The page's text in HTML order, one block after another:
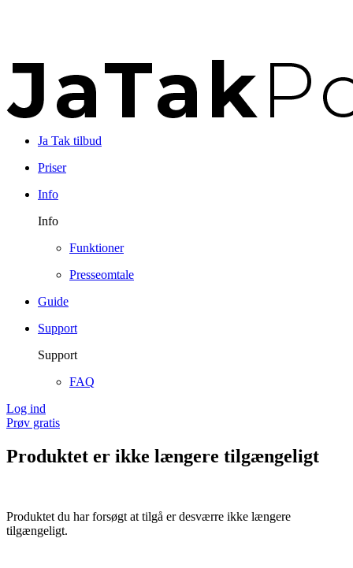
Ja Tak tilbud
Priser
Info
Info
Funktioner
Presseomtale
Guide
Support
Support
FAQ
Log ind
Prøv gratis
Produktet er ikke længere tilgængeligt
Produktet du har forsøgt at tilgå er desværre ikke længere
tilgængeligt.